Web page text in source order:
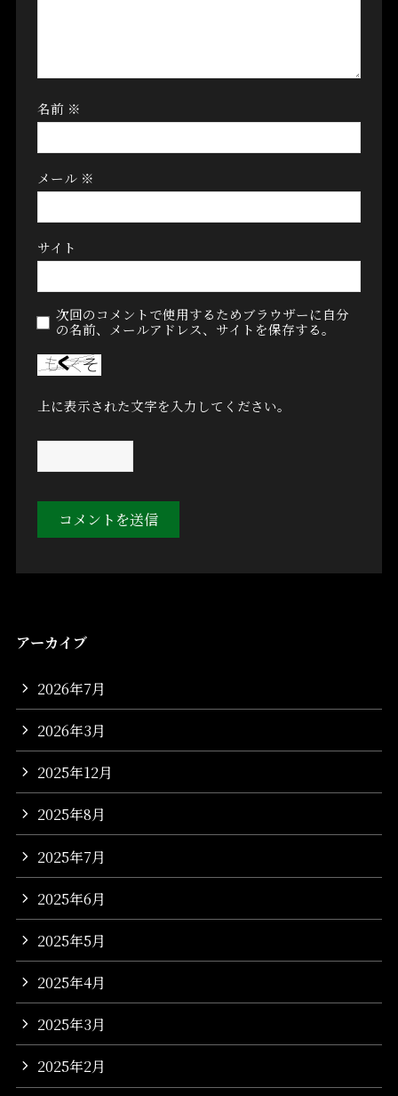
名前 ※
メール ※
サイト
次回のコメントで使用するためブラウザーに自分
の名前、メールアドレス、サイトを保存する。
上に表示された文字を入力してください。
アーカイブ
2026年7月
2026年3月
2025年12月
2025年8月
2025年7月
2025年6月
2025年5月
2025年4月
2025年3月
2025年2月